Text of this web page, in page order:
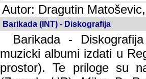
Autor: Dragutin
Barikada (INT) - Diskografija
Barikada -
muzicki albumi izdati u
prostor). Te priloge su